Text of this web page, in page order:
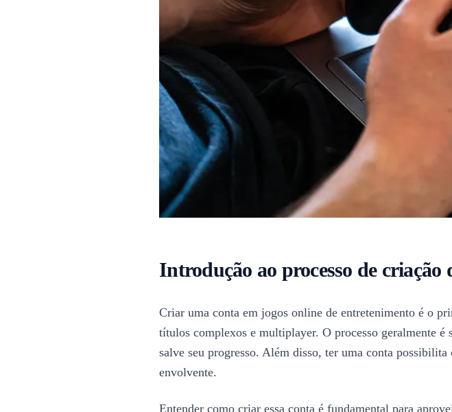
Introdução ao processo de criação
Criar uma conta em jogos online de entretenimento é o
títulos complexos e multiplayer. O processo geralmente
salve seu progresso. Além disso, ter uma conta
envolvente.
Entender como criar essa conta é fundamental para